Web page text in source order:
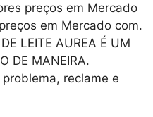
preços em Mercado
em Mercado com.
LEITE AUREA É UM
DE MANEIRA.
reclame e